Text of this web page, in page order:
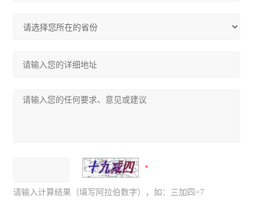
请输入计算结果（填写阿拉伯数字），如：三加四=7